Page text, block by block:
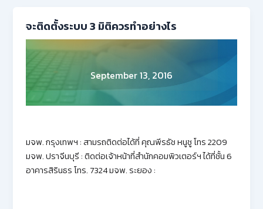
จะติดตั้งระบบ 3 มิติควรทำอย่างไร
September 13, 2016
มจพ. กรุงเทพฯ : สามรถติดต่อได้ที่ คุณพีรธัช หนูชู โทร 2209
มจพ. ปราจีนบุรี : ติดต่อเจ้าหน้าที่สำนักคอมพิวเตอร์ฯ ได้ที่ชั้น 6
อาคารสิรินธร โทร. 7324 มจพ. ระยอง :